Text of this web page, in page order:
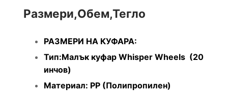
Размери,Обем,Тегло
РАЗМЕРИ НА КУФАРА:
Тип:Малък куфар Whisper Wheels (20
инчов)
Материал: PP (Полипропилен)